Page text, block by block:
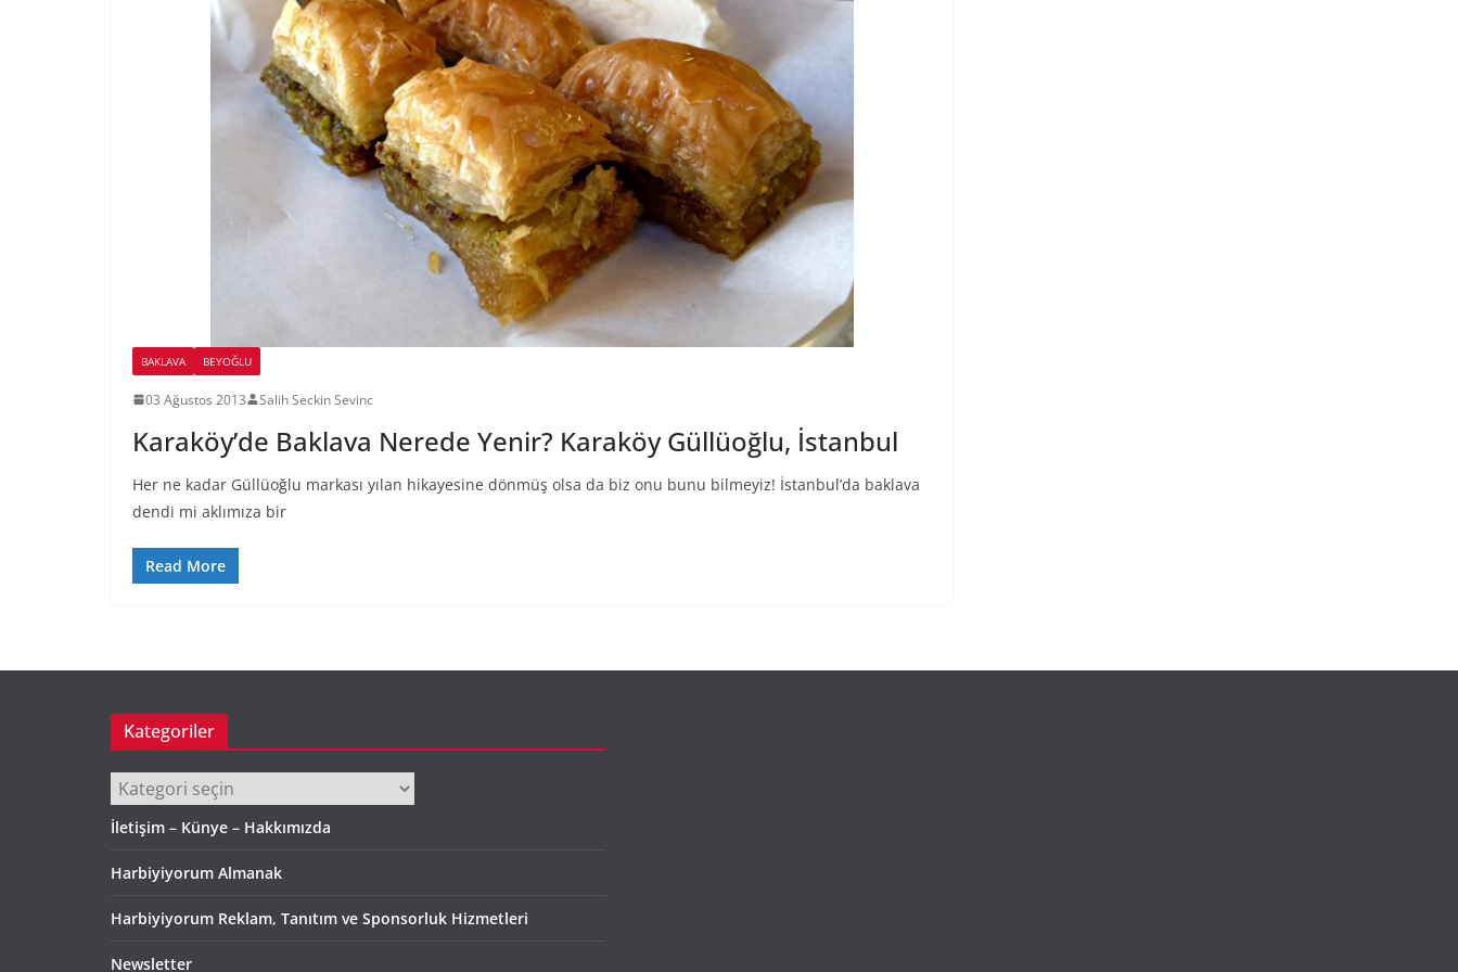
BAKLAVA BEYOĞLU
03 Ağustos 2013 Salih Seckin Sevinc
Karaköy’de Baklava Nerede Yenir? Karaköy Güllüoğlu, İstanbul
Her ne kadar Güllüoğlu markası yılan hikayesine dönmüş olsa da biz onu bunu bilmeyiz! İstanbul’da baklava
dendi mi aklımıza bir
Read More
Kategoriler
Kategoriler
İletişim – Künye – Hakkımızda
Harbiyiyorum Almanak
Harbiyiyorum Reklam, Tanıtım ve Sponsorluk Hizmetleri
Newsletter